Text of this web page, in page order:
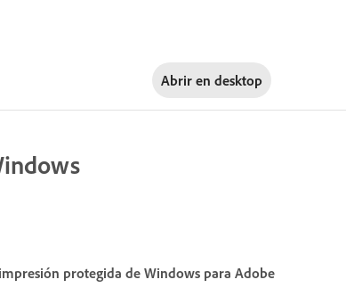
Abrir en desktop
protegida de Windows para Adobe